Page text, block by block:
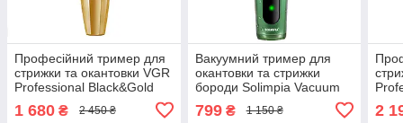
Професійний тример для
стрижки та окантовки VGR
Professional Black&Gold
1 680 ₴ 2 450 ₴
Вакуумний тример для
окантовки та стрижки
бороди Solimpia Vacuum
Trimmer Green (HT-6108-
GN)
799₴ 1 150 ₴ 2